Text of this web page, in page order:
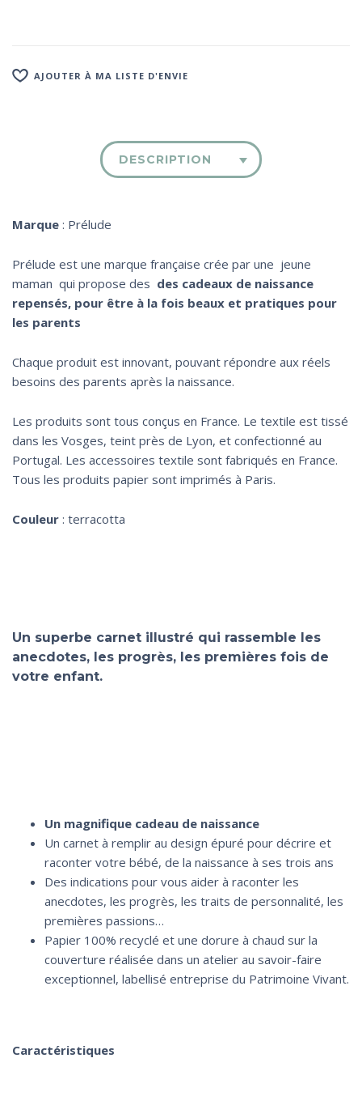
AJOUTER À MA LISTE D'ENVIE
DESCRIPTION
Marque : Prélude
Prélude est une marque française crée par une jeune
maman qui propose des des cadeaux de naissance
repensés, pour être à la fois beaux et pratiques pour
les parents
Chaque produit est innovant, pouvant répondre aux réels
besoins des parents après la naissance.
Les produits sont tous conçus en France. Le textile est tissé
dans les Vosges, teint près de Lyon, et confectionné au
Portugal. Les accessoires textile sont fabriqués en France.
Tous les produits papier sont imprimés à Paris.
Couleur : terracotta
Un superbe carnet illustré qui rassemble les
anecdotes, les progrès, les premières fois de
votre enfant.
Un magnifique cadeau de naissance
Un carnet à remplir au design épuré pour décrire et
raconter votre bébé, de la naissance à ses trois ans
Des indications pour vous aider à raconter les
anecdotes, les progrès, les traits de personnalité, les
premières passions…
Papier 100% recyclé et une dorure à chaud sur la
couverture réalisée dans un atelier au savoir-faire
exceptionnel, labellisé entreprise du Patrimoine Vivant.
Caractéristiques